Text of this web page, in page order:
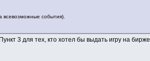
всевозможные события).
3 для тех, кто хотел бы выдать игру на бирже